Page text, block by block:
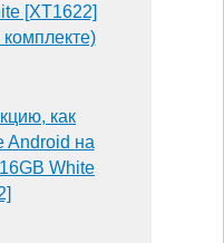
[XT1622]
как
Android на
White